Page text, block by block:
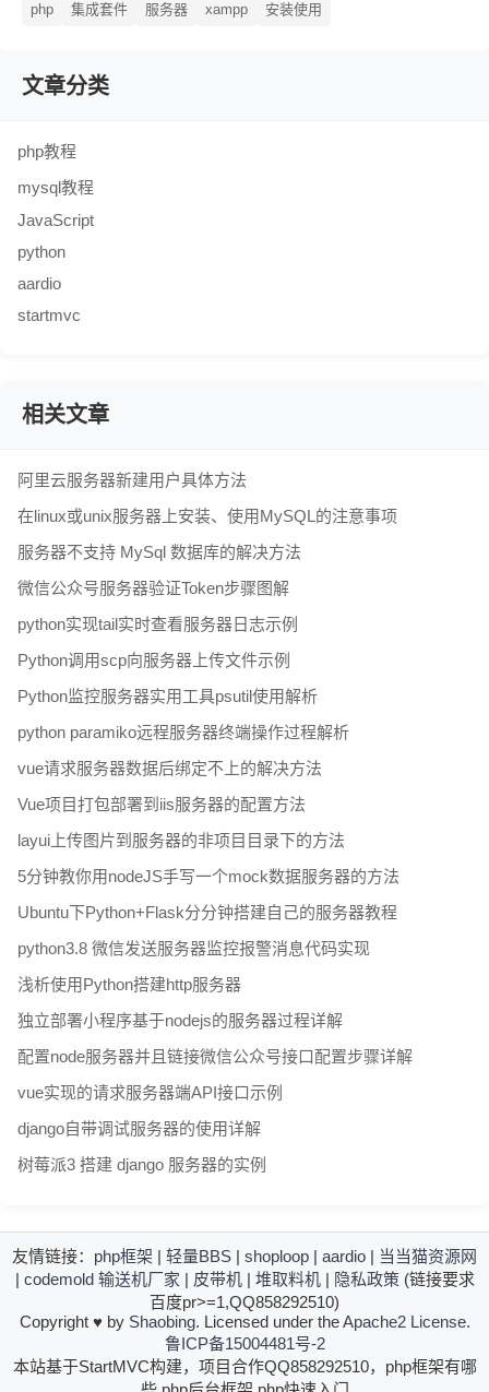
php 集成套件 服务器 xampp 安装使用
文章分类
php教程
mysql教程
JavaScript
python
aardio
startmvc
相关文章
阿里云服务器新建用户具体方法
在linux或unix服务器上安装、使用MySQL的注意事项
服务器不支持 MySql 数据库的解决方法
微信公众号服务器验证Token步骤图解
python实现tail实时查看服务器日志示例
Python调用scp向服务器上传文件示例
Python监控服务器实用工具psutil使用解析
python paramiko远程服务器终端操作过程解析
vue请求服务器数据后绑定不上的解决方法
Vue项目打包部署到iis服务器的配置方法
layui上传图片到服务器的非项目目录下的方法
5分钟教你用nodeJS手写一个mock数据服务器的方法
Ubuntu下Python+Flask分分钟搭建自己的服务器教程
python3.8 微信发送服务器监控报警消息代码实现
浅析使用Python搭建http服务器
独立部署小程序基于nodejs的服务器过程详解
配置node服务器并且链接微信公众号接口配置步骤详解
vue实现的请求服务器端API接口示例
django自带调试服务器的使用详解
树莓派3 搭建 django 服务器的实例
友情链接： php框架 | 轻量BBS | shoploop | aardio | 当当猫资源网
| codemold 输送机厂家 | 皮带机| 堆取料机| 隐私政策 (链接要求
百度pr>=1,QQ858292510)
Copyright ♥ by Shaobing. Licensed under theApache2 License.
鲁ICP备15004481号-2
本站基于StartMVC构建，项目合作QQ858292510，php框架有哪